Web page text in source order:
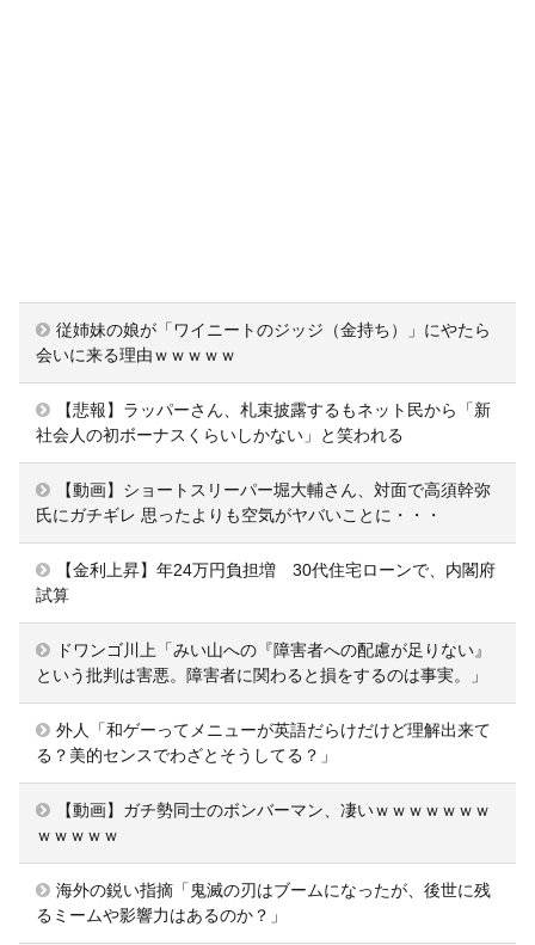
従姉妹の娘が「ワイニートのジッジ（金持ち）」にやたら
会いに来る理由ｗｗｗｗｗ
【悲報】ラッパーさん、札束披露するもネット民から「新
社会人の初ボーナスくらいしかない」と笑われる
【動画】ショートスリーパー堀大輔さん、対面で高須幹弥
氏にガチギレ 思ったよりも空気がヤバいことに・・・
【金利上昇】年24万円負担増 30代住宅ローンで、内閣府
試算
ドワンゴ川上「みい山への『障害者への配慮が足りない』
という批判は害悪。障害者に関わると損をするのは事実。」
外人「和ゲーってメニューが英語だらけだけど理解出来て
る？美的センスでわざとそうしてる？」
【動画】ガチ勢同士のボンバーマン、凄いｗｗｗｗｗｗｗ
ｗｗｗｗｗ
海外の鋭い指摘「鬼滅の刃はブームになったが、後世に残
るミームや影響力はあるのか？」